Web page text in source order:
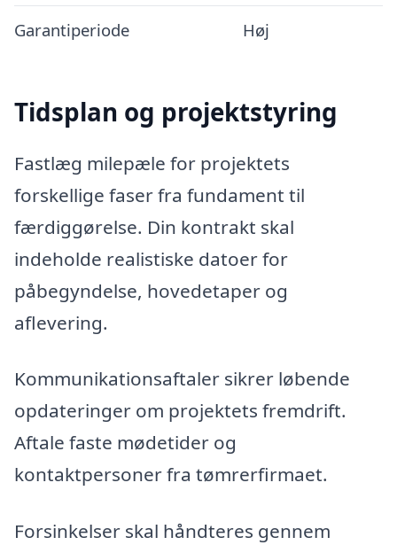
Garantiperiode Høj
Tidsplan og projektstyring
Fastlæg milepæle for projektets
forskellige faser fra fundament til
færdiggørelse. Din kontrakt skal
indeholde realistiske datoer for
påbegyndelse, hovedetaper og
aflevering.
Kommunikationsaftaler sikrer løbende
opdateringer om projektets fremdrift.
Aftale faste mødetider og
kontaktpersoner fra tømrerfirmaet.
Forsinkelser skal håndteres gennem